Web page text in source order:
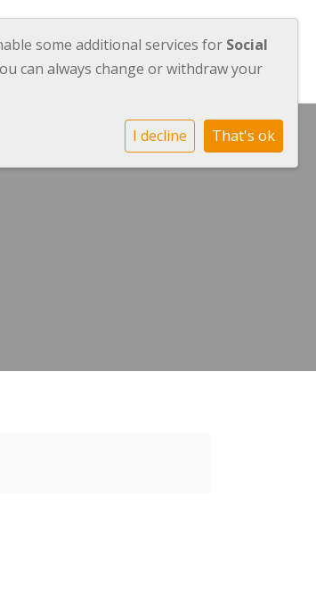
Actueel Contact
some additional services for Social
can always change or withdraw your
I decline That's ok